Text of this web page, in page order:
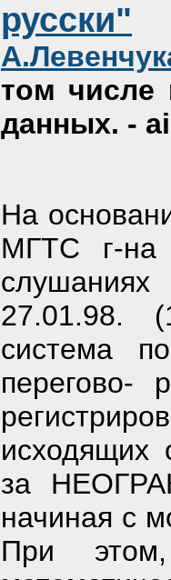
русски"
том числе
данных. -
На
МГТС г-на
27.01.98.
система
перегово-
исходящих
за
начиная с
При